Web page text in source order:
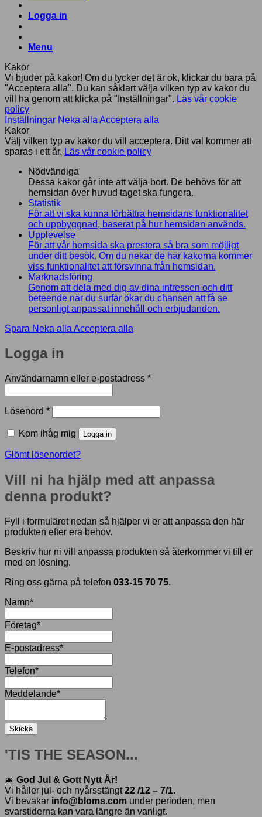
Logga in
Menu
Kakor
Vi bjuder på kakor! Om du tycker det är ok, klickar du bara på
"Acceptera alla". Du kan såklart välja vilken typ av kakor du
vill ha genom att klicka på "Inställningar". Läs vår cookie
policy
Inställningar Neka alla Acceptera alla
Kakor
Välj vilken typ av kakor du vill acceptera. Ditt val kommer att
sparas i ett år. Läs vår cookie policy
Nödvändiga
Dessa kakor går inte att välja bort. De behövs för att
hemsidan över huvud taget ska fungera.
Statistik
För att vi ska kunna förbättra hemsidans funktionalitet
och uppbyggnad, baserat på hur hemsidan används.
Upplevelse
För att vår hemsida ska prestera så bra som möjligt
under ditt besök. Om du nekar de här kakorna kommer
viss funktionalitet att försvinna från hemsidan.
Marknadsföring
Genom att dela med dig av dina intressen och ditt
beteende när du surfar ökar du chansen att få se
personligt anpassat innehåll och erbjudanden.
Spara Neka alla Acceptera alla
Logga in
Användarnamn eller e-postadress *Obligatoriskt
Lösenord *Obligatoriskt
Kom ihåg mig Logga in
Glömt lösenordet?
Vill ni ha hjälp med att anpassa
denna produkt?
Fyll i formuläret nedan så hjälper vi er att anpassa den här
produkten efter era behov.
Beskriv hur ni vill anpassa produkten så återkommer vi till er
med en lösning.
Ring oss gärna på telefon 033-15 70 75.
Namn*
Företag*
E-postadress*
Telefon*
Meddelande*
Skicka
'TIS THE SEASON...
🎄 God Jul & Gott Nytt År!
Vi håller jul- och nyårsstängt22 /12 – 7/1.
Vi bevakar info@bloms.com under perioden, men
svarstiderna kan vara längre än vanligt.